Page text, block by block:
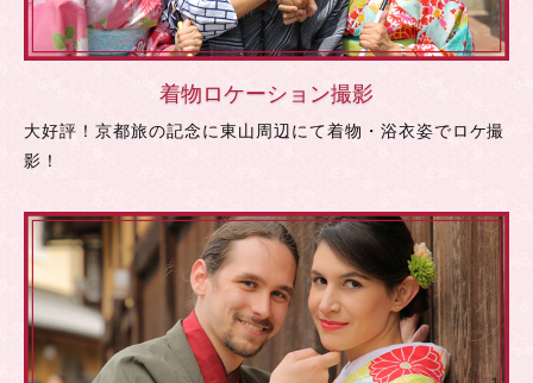
着物ロケーション撮影
大好評！京都旅の記念に東山周辺にて着物・浴衣姿でロケ撮
影！